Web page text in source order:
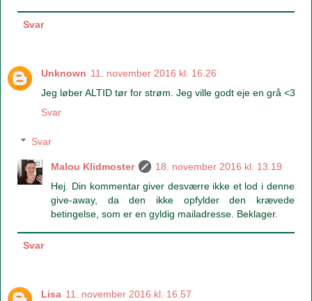
Svar
Unknown 11. november 2016 kl. 16.26
Jeg løber ALTID tør for strøm. Jeg ville godt eje en grå <3
Svar
Svar
Malou Klidmoster
18. november 2016 kl. 13.19
Hej. Din kommentar giver desværre ikke et lod i denne
give-away, da den ikke opfylder den krævede
betingelse, som er en gyldig mailadresse. Beklager.
Svar
Lisa 11. november 2016 kl. 16.57